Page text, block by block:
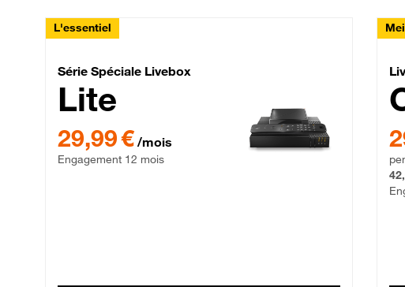
L'essentiel
Série Spéciale Livebox Lite
Série Spéciale Livebox
Lite
29,99 € par mois , Engagement 12 mois
29,99 € /mois
Engagement 12 mois